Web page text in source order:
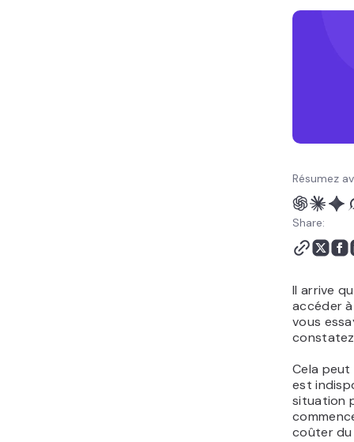
Résumez
Share:
Il arrive
accéder
vous
Cela
est
situation
coûter